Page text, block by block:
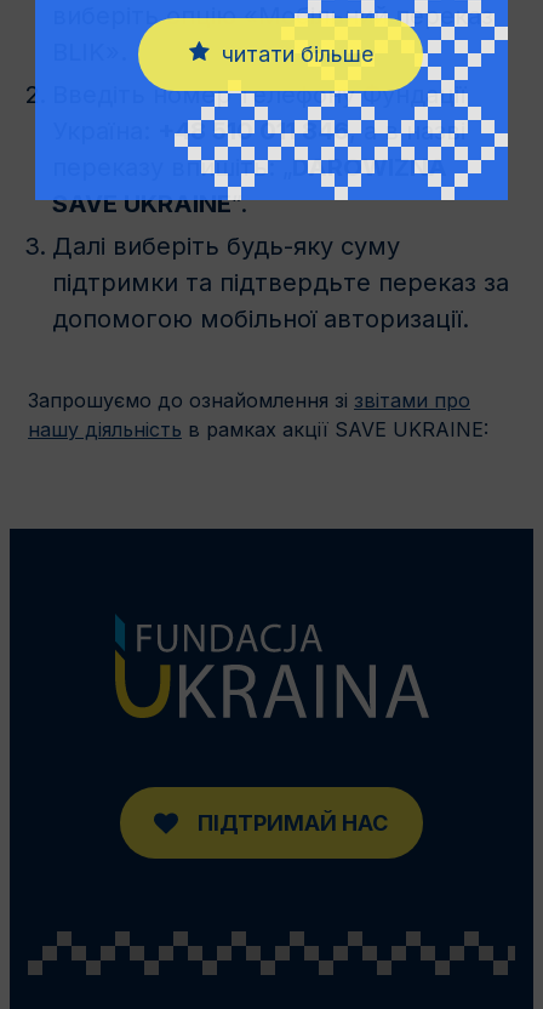
виберіть опцію «Мобільний переказ
Введіть номер телефону Фундації
+48 510 011 846, а в назві
переказу впишіть: „ DAROWIZNA
SAVE UKRAINE”.
Далі виберіть будь-яку суму
підтримки та підтвердьте переказ за
допомогою мобільної авторизації.
Запрошуємо до ознайомлення зі звітами про
нашу діяльність в рамках акції SAVE UKRAINE:
ПІДТРИМАЙ НАС
читати більше